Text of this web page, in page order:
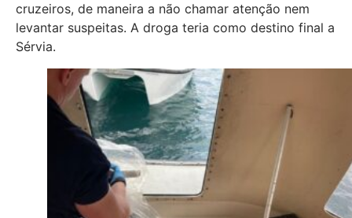
cruzeiros, de maneira a não chamar atenção nem
levantar suspeitas. A droga teria como destino final a
Sérvia.